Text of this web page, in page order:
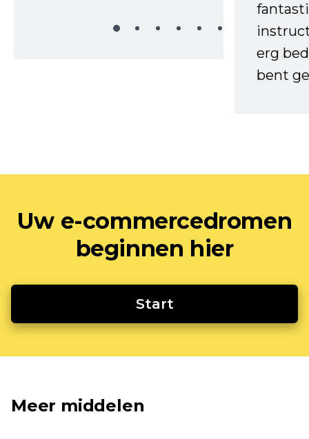
erg
bent
Uw e-commercedromen
beginnen hier
Start
Meer middelen